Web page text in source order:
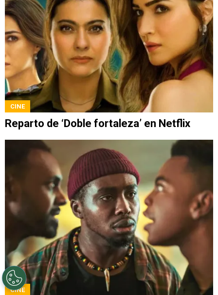
CINE
Reparto de ‘Doble fortaleza’ en Netflix
CINE